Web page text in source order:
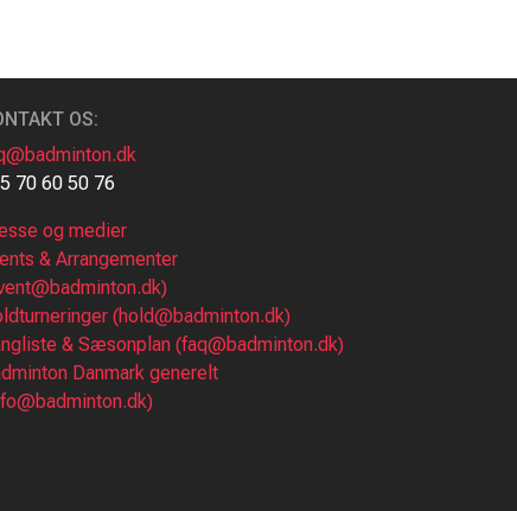
OS:
70 60 50 76
og medier
& Arrangementer
(hold@badminton.dk)
& Sæsonplan (faq@badminton.dk)
Danmark generelt